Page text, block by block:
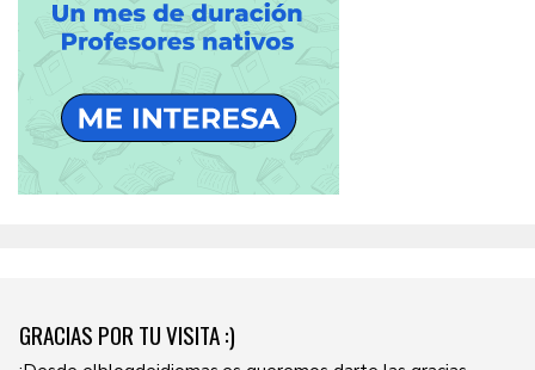
GRACIAS POR TU VISITA :)